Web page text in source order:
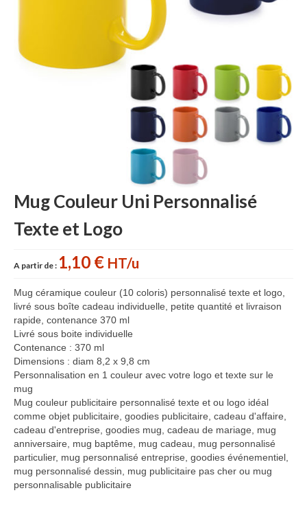
Gant de cuisine personnalisé
Goodies Jardin
Planche à découper
Tablier personnalisé
Accessoires Téléphone
Accessoires supporters
Batterie Externe Power bank
Bonnet & Gants
Casquette publicitaire
Carnet personnalisé Notes
Repositionnable
Notes repositionnables
Bloc–notes Personnalisé
Carnet A5 Personnalisé
Carnet A6 personnalisé
Chapeau publicitaire
Mug Couleur Uni Personnalisé
Texte et Logo
A partir de : 1,10 € HT/u
Mug céramique couleur (10 coloris) personnalisé texte et logo,
livré sous boîte cadeau individuelle, petite quantité et livraison
rapide, contenance 370 ml
Livré sous boite individuelle
Contenance : 370 ml
Dimensions : diam 8,2 x 9,8 cm
Personnalisation en 1 couleur avec votre logo et texte sur le
mug
Mug couleur publicitaire personnalisé texte et ou logo idéal
comme objet publicitaire, goodies publicitaire, cadeau d'affaire,
cadeau d'entreprise, goodies mug, cadeau de mariage, mug
anniversaire, mug baptême, mug cadeau, mug personnalisé
particulier, mug personnalisé entreprise, goodies événementiel,
mug personnalisé dessin, mug publicitaire pas cher ou mug
personnalisable publicitaire